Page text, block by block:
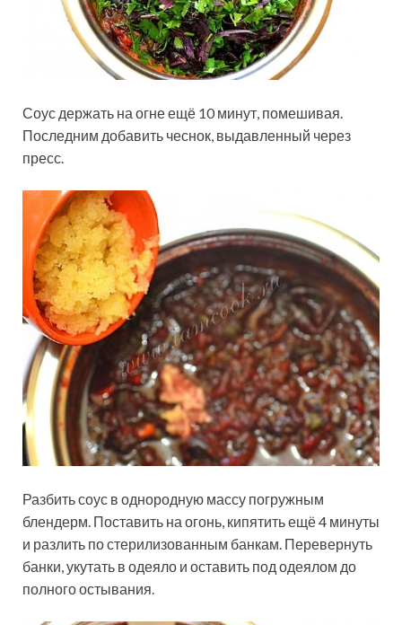
Соус держать на огне ещё 10 минут, помешивая.
Последним добавить чеснок, выдавленный через
пресс.
Разбить соус в однородную массу погружным
блендерм. Поставить на огонь, кипятить ещё 4 минуты
и разлить по стерилизованным банкам. Перевернуть
банки, укутать в одеяло и оставить под одеялом до
полного остывания.